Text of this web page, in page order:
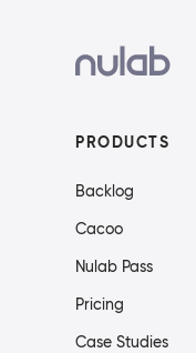
PRODUCTS
Backlog
Cacoo
Nulab Pass
Pricing
Case Studies